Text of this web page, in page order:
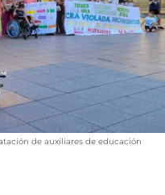
de auxiliares de educación